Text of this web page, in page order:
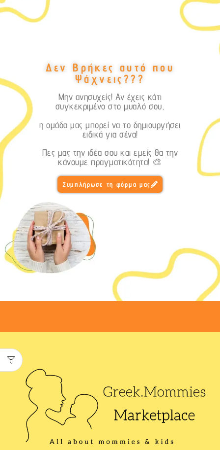
Δεν Βρήκες αυτό που
Ψάχνεις???
Μην ανησυχείς! Αν έχεις κάτι
συγκεκριμένο στο μυαλό σου,
η ομάδα μας μπορεί να το δημιουργήσει
ειδικά για σένα!
Πες μας την ιδέα σου και εμείς θα την
κάνουμε πραγματικότητα! 🎨
Συμπλήρωσε τη φόρμα μας